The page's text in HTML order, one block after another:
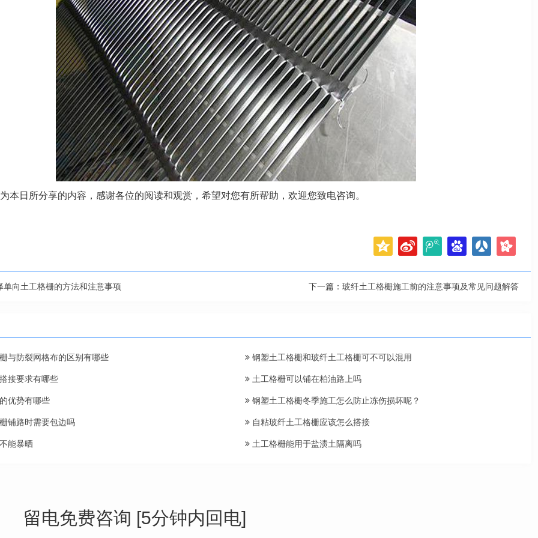
本日所分享的内容，感谢各位的阅读和观赏，希望对您有所帮助，欢迎您致电咨询。
单向土工格栅的方法和注意事项 下一篇： 玻纤土工格栅施工前的注意事项及常见问题解答
与防裂网格布的区别有哪些 钢塑土工格栅和玻纤土工格栅可不可以混用
接要求有哪些 土工格栅可以铺在柏油路上吗
优势有哪些 钢塑土工格栅冬季施工怎么防止冻伤损坏呢？
铺路时需要包边吗 自粘玻纤土工格栅应该怎么搭接
能暴晒 土工格栅能用于盐渍土隔离吗
留电免费咨询 [5分钟内回电]